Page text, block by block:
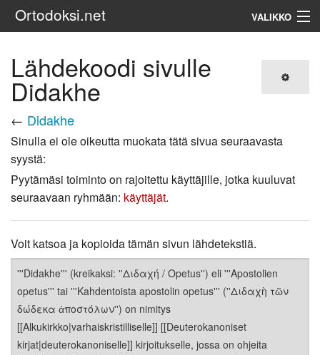
Ortodoksi.net VALIKKO
Lähdekoodi sivulle
Didakhe
← Didakhe
Sinulla ei ole oikeutta muokata tätä sivua seuraavasta
syystä:
Pyytämäsi toiminto on rajoitettu käyttäjille, jotka kuuluvat
seuraavaan ryhmään: käyttäjät.
Voit katsoa ja kopioida tämän sivun lähdetekstiä.